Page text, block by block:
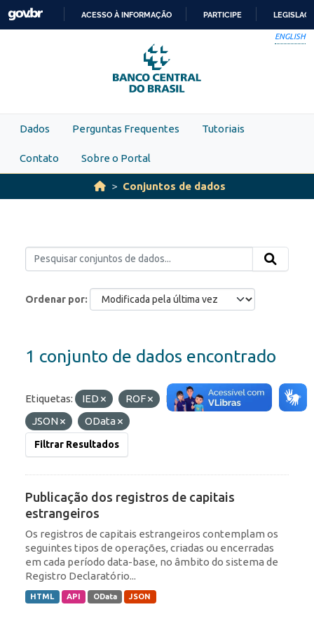
Skip to main content
PARA
O
CONTEÚDO
ACESSO À INFORMAÇÃO PARTICIPE
ENGLISH
Dados Perguntas Frequentes Tutoriais
Contato Sobre o Portal
Conjuntos de dados
Ordenar por
1 conjunto de dados encontrado
Etiquetas: IED ROF Formatos:
HTML
JSON
OData
Filtrar Resultados
Publicação dos registros de capitais
estrangeiros
Os registros de capitais estrangeiros contemplam os
seguintes tipos de operações, criadas ou encerradas
em cada período data-base, no âmbito do sistema de
Registro Declaratório...
HTML API OData JSON